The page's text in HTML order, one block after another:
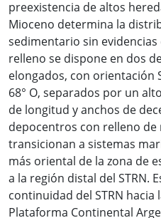
preexistencia de altos
Mioceno determina la
sedimentario sin
relleno se dispone en dos
elongados, con orientación
68° O, separados por un
de longitud y anchos de
depocentros con relleno
transicionan a sistemas
más oriental de la zona de
a la región distal del STRN.
continuidad del STRN hacia
Plataforma Continental